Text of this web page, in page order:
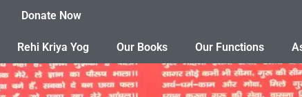
Donate Now
Rehi Kriya Yog Our Books Our Functions